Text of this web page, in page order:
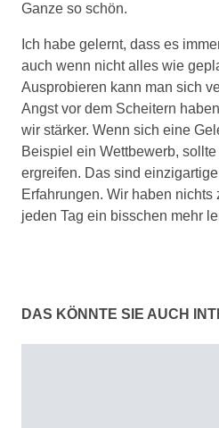
Ganze so schön.
Ich habe gelernt, dass es
auch wenn nicht alles wie
Ausprobieren kann man sich
Angst vor dem Scheitern
wir stärker. Wenn sich eine
Beispiel ein Wettbewerb,
ergreifen. Das sind
Erfahrungen. Wir haben
jeden Tag ein bisschen mehr
DAS KÖNNTE SIE AUCH